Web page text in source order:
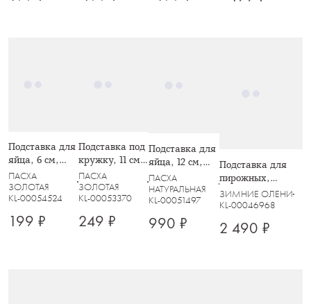
Подставка для
яйца, 6 см,
сталь,
золотистая,
Волны, Easter
ПАСХА
ЗОЛОТАЯ
KL-00054524
199 ₽
Подставка под
кружку, 11 см,
круглая,
керамика/
пробка, белая,
Золотистый
кролик, White
ПАСХА
ЗОЛОТАЯ
KL-00053370
249 ₽
Подставка для
яйца, 12 см,
полирезин,
молочная,
Кролик с
Easter
ПАСХА
НАТУРАЛЬНАЯ
KL-00051497
990 ₽
Подставка для
пирожных,
21х28/26 см, 2
яруса, стекло/
серебристо-серая,
ЗИМНИЕ ОЛЕНИ
KL-00046968
2 490 ₽